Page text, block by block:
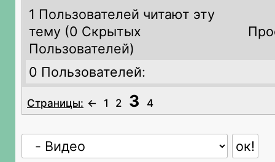
1 Пользователей читают эту
тему (0 Скрытых
Пользователей)
0 Пользователей:
Страницы: ← 1 2 3 4